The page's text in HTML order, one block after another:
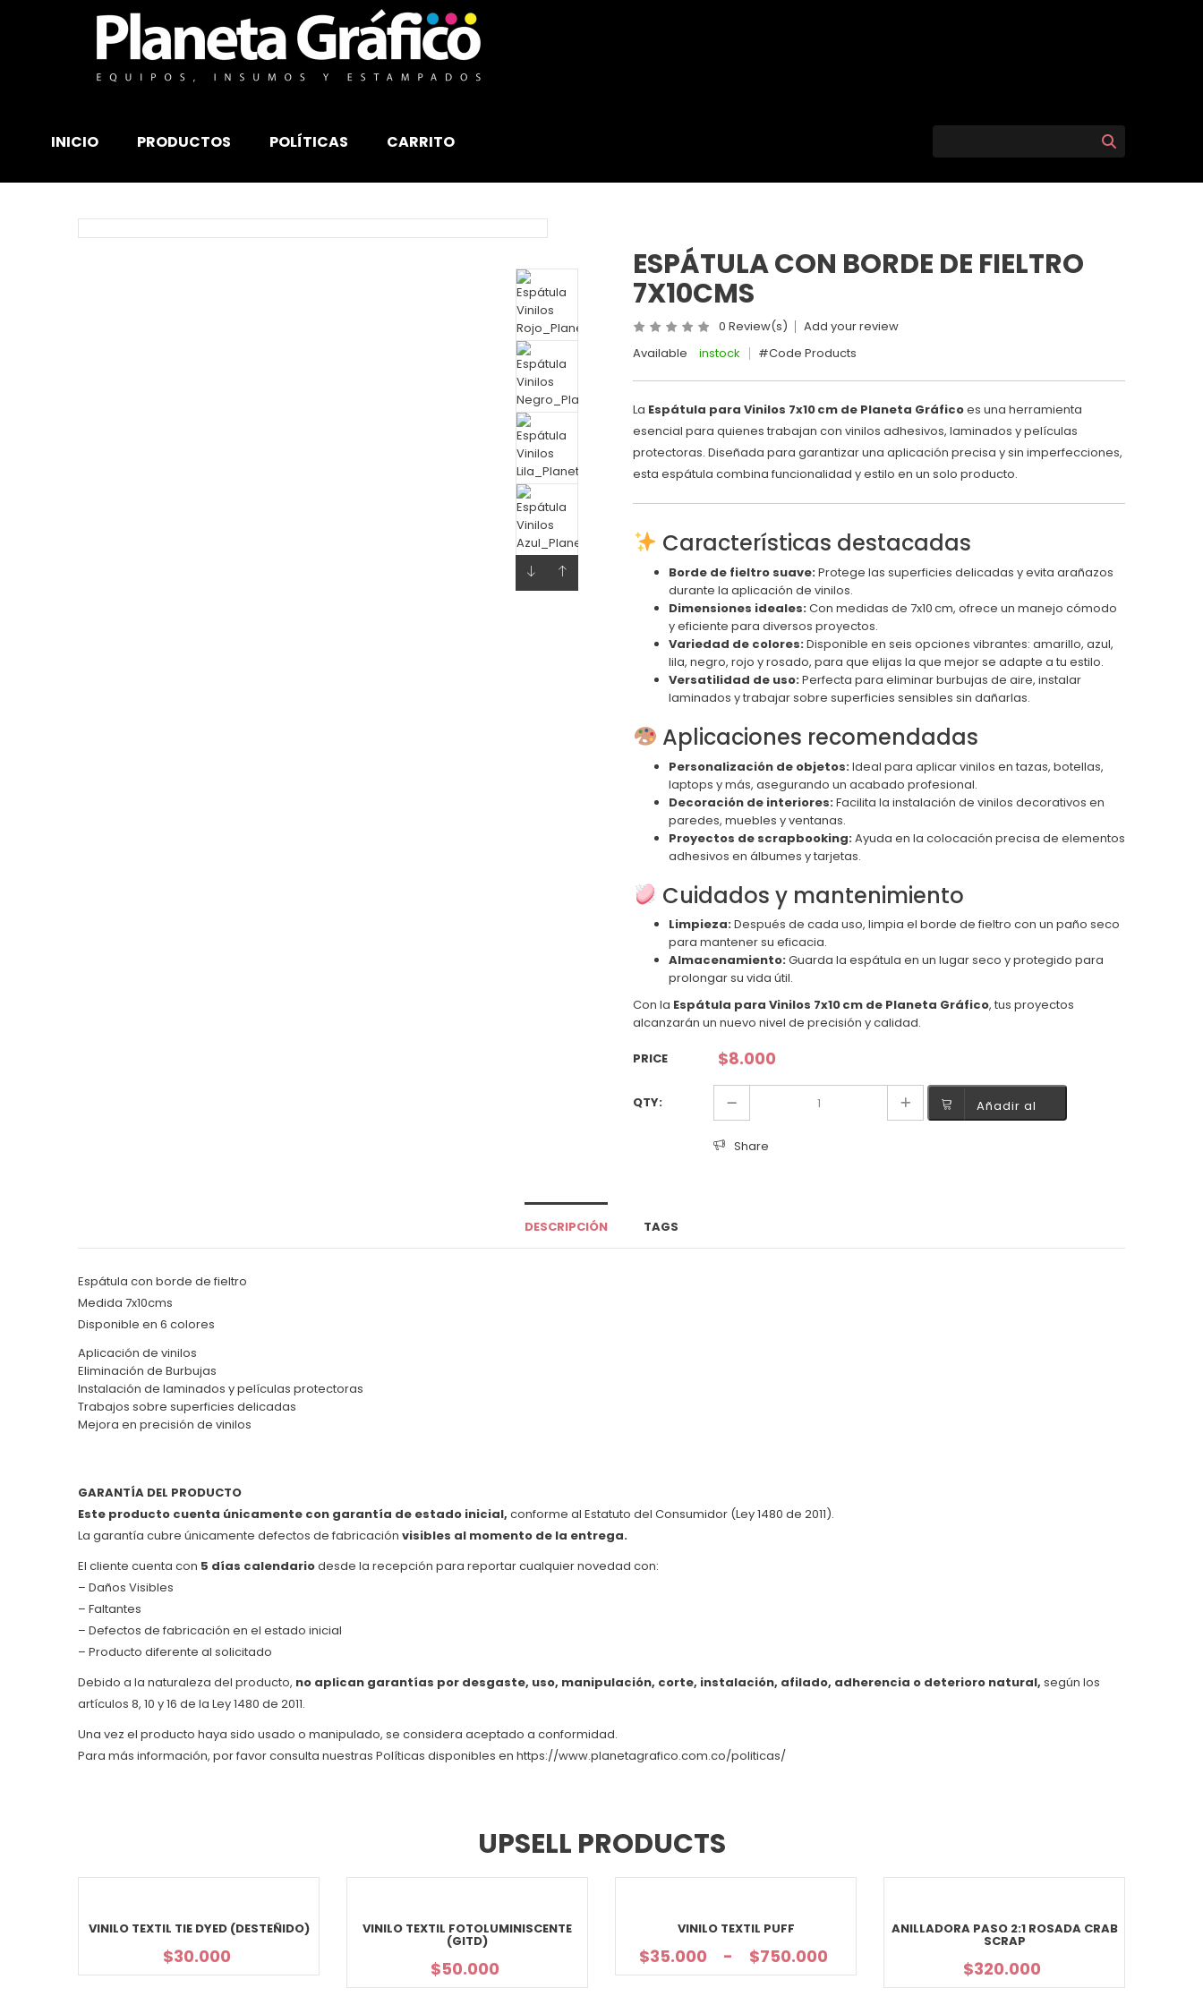
INICIO PRODUCTOS POLÍTICAS CARRITO
ESPÁTULA CON BORDE DE FIELTRO
7X10CMS
0 Review(s)
Add your review
Available
instock #Code Products
La Espátula para Vinilos 7x10 cm de Planeta Gráficoes una herramienta
esencial para quienes trabajan con vinilos adhesivos, laminados y películas
protectoras. Diseñada para garantizar una aplicación precisa y sin imperfecciones,
esta espátula combina funcionalidad y estilo en un solo producto.
Características destacadas
Borde de fieltro suave:Protege las superficies delicadas y evita arañazos
durante la aplicación de vinilos.
Dimensiones ideales:Con medidas de 7x10 cm, ofrece un manejo cómodo
y eficiente para diversos proyectos.
Variedad de colores:Disponible en seis opciones vibrantes: amarillo, azul,
lila, negro, rojo y rosado, para que elijas la que mejor se adapte a tu estilo.
Versatilidad de uso:Perfecta para eliminar burbujas de aire, instalar
laminados y trabajar sobre superficies sensibles sin dañarlas.
Aplicaciones recomendadas
Personalización de objetos:Ideal para aplicar vinilos en tazas, botellas,
laptops y más, asegurando un acabado profesional.
Decoración de interiores:Facilita la instalación de vinilos decorativos en
paredes, muebles y ventanas.
Proyectos de scrapbooking:Ayuda en la colocación precisa de elementos
adhesivos en álbumes y tarjetas.
Cuidados y mantenimiento
Limpieza:Después de cada uso, limpia el borde de fieltro con un paño seco
para mantener su eficacia.
Almacenamiento:Guarda la espátula en un lugar seco y protegido para
prolongar su vida útil.
Con la Espátula para Vinilos 7x10 cm de Planeta Gráfico, tus proyectos
alcanzarán un nuevo nivel de precisión y calidad.
PRICE $8.000
QTY: Añadir al
Share
DESCRIPCIÓN TAGS
Espátula con borde de fieltro
Medida 7x10cms
Disponible en 6 colores
Aplicación de vinilos
Eliminación de Burbujas
Instalación de laminados y películas protectoras
Trabajos sobre superficies delicadas
Mejora en precisión de vinilos
GARANTÍA DEL PRODUCTO
Este producto cuenta únicamente con garantía de estado inicial, conforme al Estatuto del Consumidor (Ley 1480 de 2011).
La garantía cubre únicamente defectos de fabricación visibles al momento de la entrega.
El cliente cuenta con 5 días calendariodesde la recepción para reportar cualquier novedad con:
– Daños Visibles
– Faltantes
– Defectos de fabricación en el estado inicial
– Producto diferente al solicitado
Debido a la naturaleza del producto, no aplican garantías por desgaste, uso, manipulación, corte, instalación, afilado, adherencia o deterioro natural, según los
artículos 8, 10 y 16 de la Ley 1480 de 2011.
Una vez el producto haya sido usado o manipulado, se considera aceptado a conformidad.
Para más información, por favor consulta nuestras Políticas disponibles en https://www.planetagrafico.com.co/politicas/
UPSELL PRODUCTS
VINILO TEXTIL TIE DYED (DESTEÑIDO)
$30.000
VINILO TEXTIL FOTOLUMINISCENTE
(GITD)
$50.000
VINILO TEXTIL PUFF
$35.000 - $750.000
ANILLADORA PASO 2:1 ROSADA CRAB
SCRAP
$320.000